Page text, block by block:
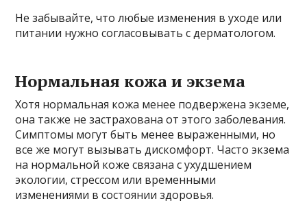
Не забывайте, что любые изменения в уходе или
питании нужно согласовывать с дерматологом.
Нормальная кожа и экзема
Хотя нормальная кожа менее подвержена экземе,
она также не застрахована от этого заболевания.
Симптомы могут быть менее выраженными, но
все же могут вызывать дискомфорт. Часто экзема
на нормальной коже связана с ухудшением
экологии, стрессом или временными
изменениями в состоянии здоровья.